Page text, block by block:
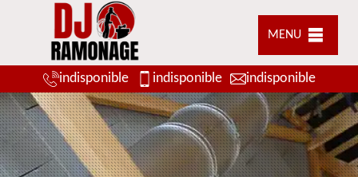
MENU
indisponible indisponible indisponible